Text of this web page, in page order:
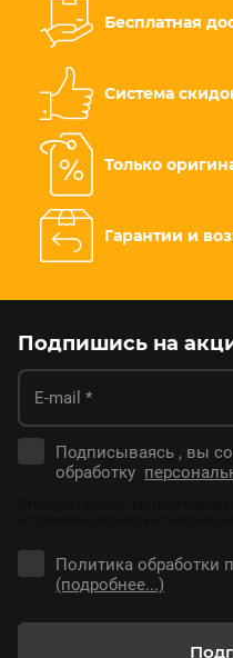
Бесплатная
Система
Только
Гарантии и
Подпишись на
Подписываясь , вы
обработку
Политика обработки
(подробнее...)